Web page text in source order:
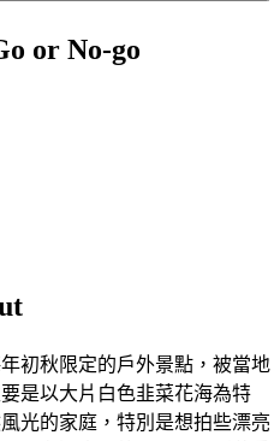
or No-go
初秋限定的戶外景點，被當地
是以大片白色韭菜花海為特
光的家庭，特別是想拍些漂亮